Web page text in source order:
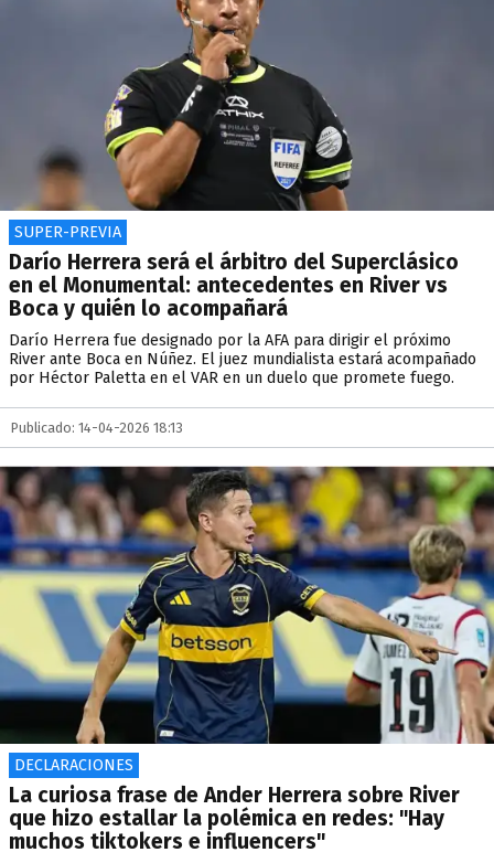
SUPER-PREVIA
Darío Herrera será el árbitro del Superclásico
en el Monumental: antecedentes en River vs
Boca y quién lo acompañará
Darío Herrera fue designado por la AFA para dirigir el próximo
River ante Boca en Núñez. El juez mundialista estará acompañado
por Héctor Paletta en el VAR en un duelo que promete fuego.
Publicado: 14-04-2026 18:13
DECLARACIONES
La curiosa frase de Ander Herrera sobre River
que hizo estallar la polémica en redes: "Hay
muchos tiktokers e influencers"